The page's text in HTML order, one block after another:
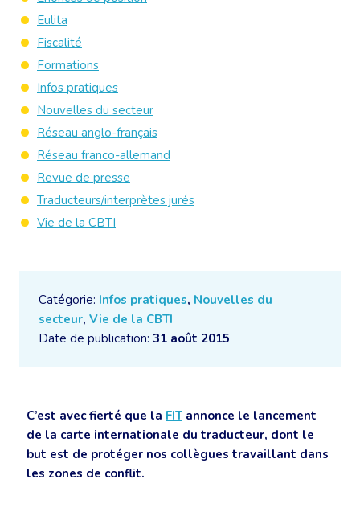
Catégorie: Infos pratiques, Nouvelles du
secteur, Vie de la CBTI
Date de publication: 31 août 2015
C’est avec fierté que la FIT annonce le lancement
de la carte internationale du traducteur, dont le
but est de protéger nos collègues travaillant dans
les zones de conflit.
Eulita
Fiscalité
Formations
Infos pratiques
Nouvelles du secteur
Réseau anglo-français
Réseau franco-allemand
Revue de presse
Traducteurs/interprètes jurés
Vie de la CBTI